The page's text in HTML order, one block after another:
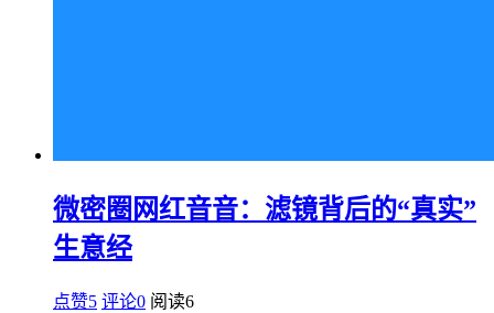
微密圈网红音音：滤镜背后的“真实”
生意经
点赞5 评论0 阅读6